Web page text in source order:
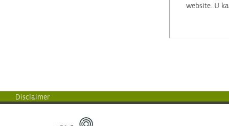
website. U
Disclaimer